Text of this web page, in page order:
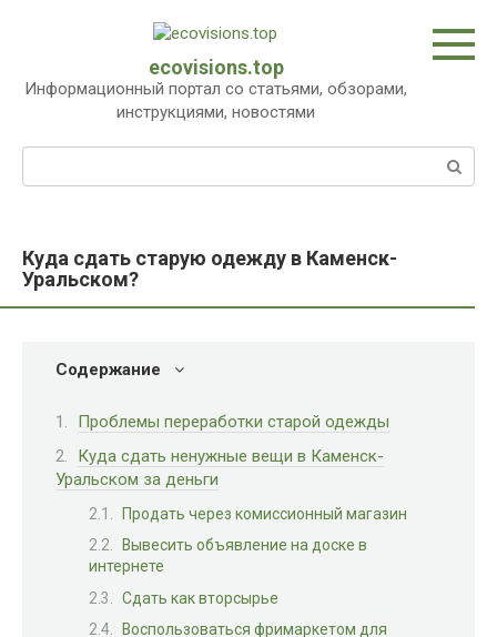
ecovisions.top
Информационный портал со статьями, обзорами,
инструкциями, новостями
Куда сдать старую одежду в Каменск-
Уральском?
Содержание
Проблемы переработки старой одежды
Куда сдать ненужные вещи в Каменск-
Уральском за деньги
Продать через комиссионный магазин
Вывесить объявление на доске в
интернете
Сдать как вторсырье
Воспользоваться фримаркетом для